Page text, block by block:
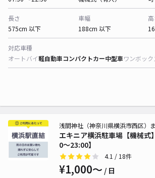
長さ
575cm 以下
車幅
188cm 以下
対応車種
オートバイ軽自動車コンパクトカー中型車ワンボック
エキニア横浜駐車場【機械式
0～23:00】
浅間神社（神奈川県横浜市西区）
4.1 / 18件
¥1,000〜 / 日